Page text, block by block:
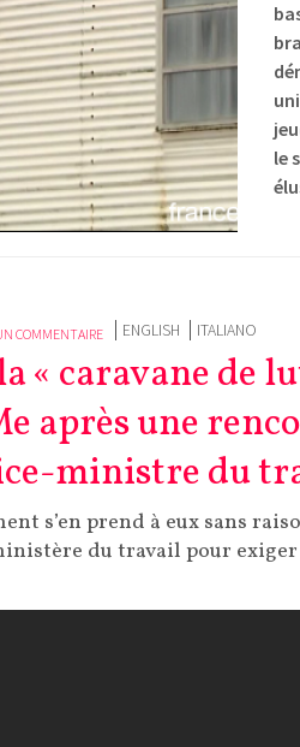
le
COMMENTAIRE ENGLISH ITALIANO
« caravane de
après une
ministre du
s’en prend à eux sans
du travail pour